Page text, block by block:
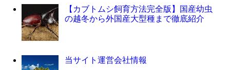
【カブトムシ飼育方法完全版】国産幼虫
の越冬から外国産大型種まで徹底紹介
当サイト運営会社情報